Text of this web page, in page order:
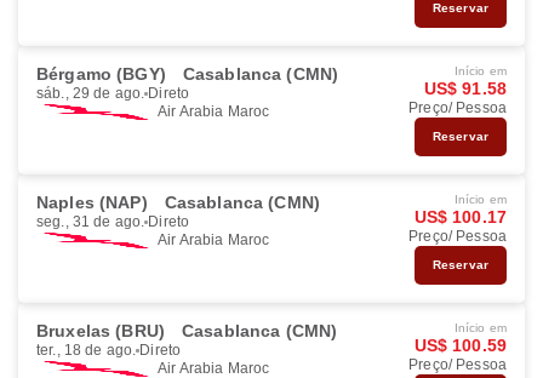
Reservar
Bérgamo (BGY) Casablanca (CMN)
sáb., 29 de ago. Direto
Air Arabia Maroc
Início em
US$ 91.58
Preço/ Pessoa
Reservar
Naples (NAP) Casablanca (CMN)
seg., 31 de ago. Direto
Air Arabia Maroc
Início em
US$ 100.17
Preço/ Pessoa
Reservar
Bruxelas (BRU) Casablanca (CMN)
ter., 18 de ago. Direto
Air Arabia Maroc
Início em
US$ 100.59
Preço/ Pessoa